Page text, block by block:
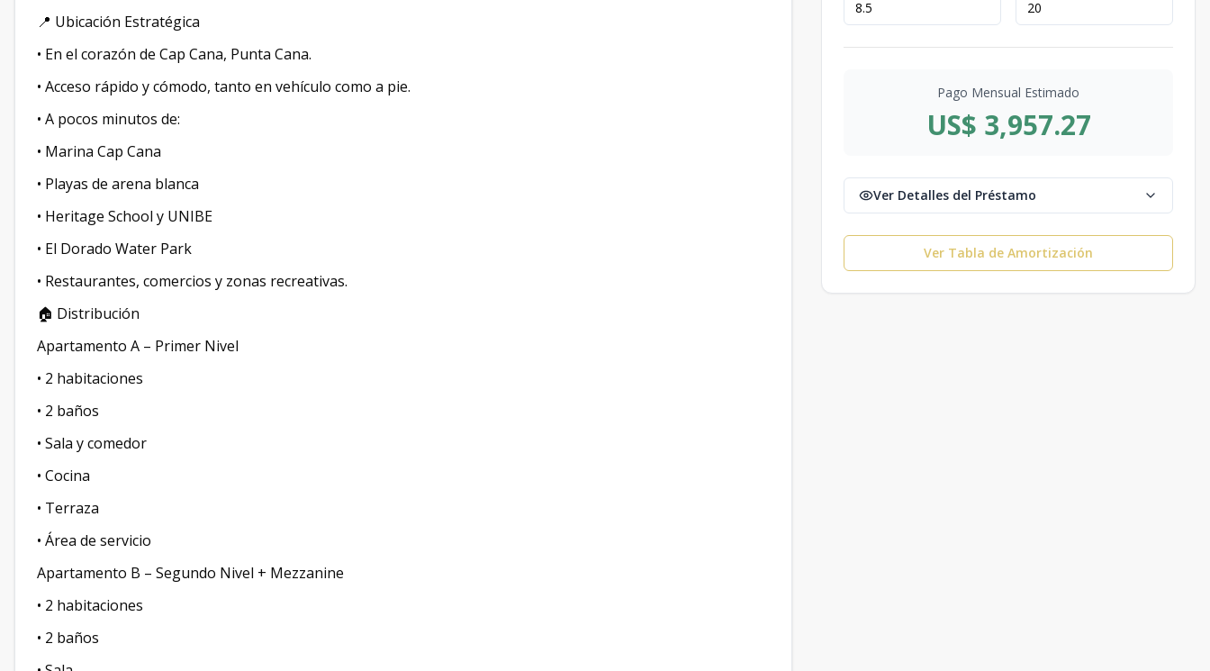
📍 Ubicación Estratégica
• En el corazón de Cap Cana, Punta Cana.
• Acceso rápido y cómodo, tanto en vehículo como a pie.
• A pocos minutos de:
• Marina Cap Cana
• Playas de arena blanca
• Heritage School y UNIBE
• El Dorado Water Park
• Restaurantes, comercios y zonas recreativas.
🏠 Distribución
Apartamento A – Primer Nivel
• 2 habitaciones
• 2 baños
• Sala y comedor
• Cocina
• Terraza
• Área de servicio
Apartamento B – Segundo Nivel + Mezzanine
• 2 habitaciones
• 2 baños
Pago Mensual Estimado
US$ 3,957.27
Ver Detalles del Préstamo
Ver Tabla de Amortización